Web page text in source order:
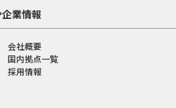
企業情報
会社概要
国内拠点一覧
採用情報